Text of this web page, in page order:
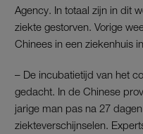
Agency. In totaal zijn in dit
ziekte gestorven. Vorige
Chinees in een ziekenhuis
– De incubatietijd van het
gedacht. In de Chinese
jarige man pas na 27
ziekteverschijnselen.